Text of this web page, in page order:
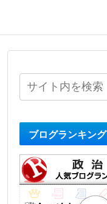
ブログランキング